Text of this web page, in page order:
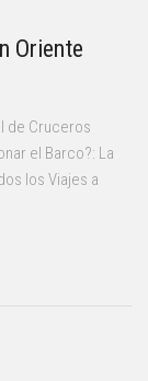
Oriente
de Cruceros
el Barco?: La
los Viajes a